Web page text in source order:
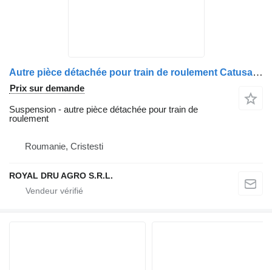
Autre pièce détachée pour train de roulement Catusa arc lamelar, axa față stanga pour tracteur routier MAN TGX 18.440
Prix sur demande
Suspension - autre pièce détachée pour train de
roulement
Roumanie, Cristesti
ROYAL DRU AGRO S.R.L.